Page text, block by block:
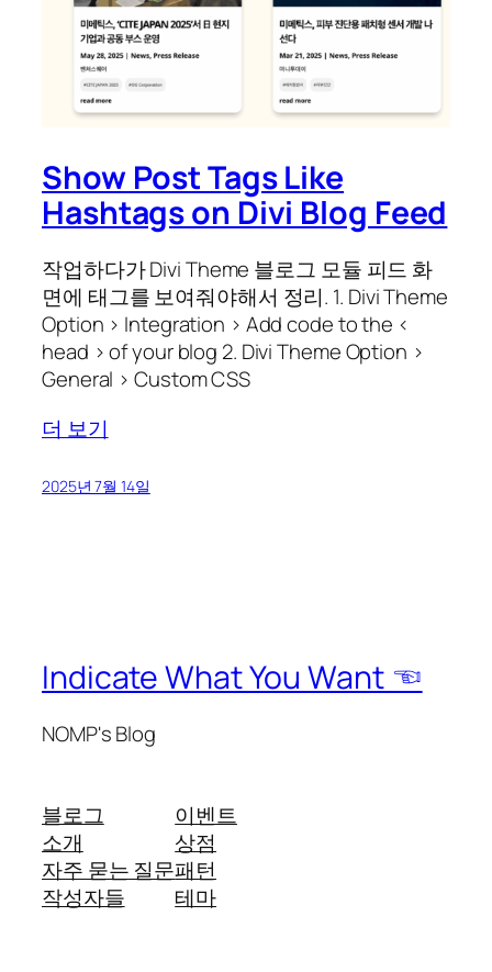
Show Post Tags Like
Hashtags on Divi Blog Feed
작업하다가 Divi Theme 블로그 모듈 피드 화
면에 태그를 보여줘야해서 정리. 1. Divi Theme
Option > Integration > Add code to the <
head > of your blog 2. Divi Theme Option >
General > Custom CSS
더 보기
2025년 7월 14일
Indicate What You Want ☜
NOMP's Blog
블로그
소개
자주 묻는 질문
작성자들
이벤트
상점
패턴
테마